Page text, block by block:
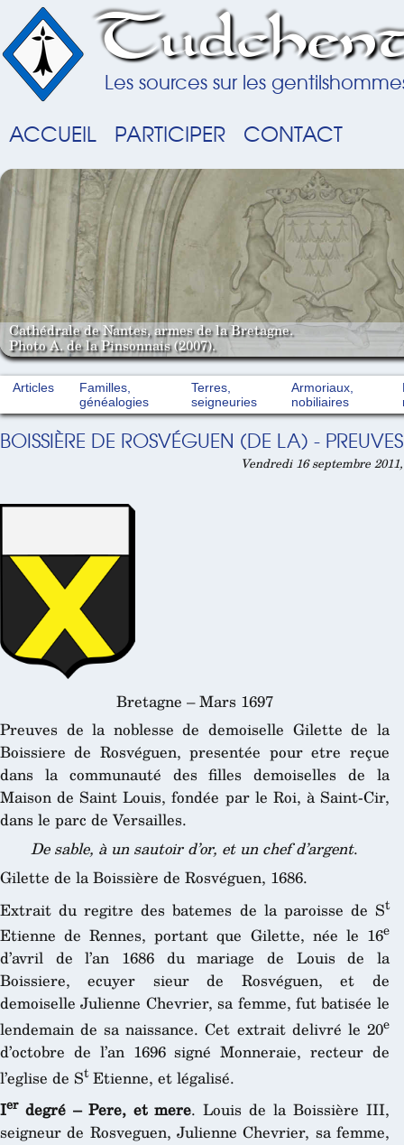
Les sources sur les
ACCUEIL PARTICIPER CONTACT
Cathédrale de Nantes, armes de la Bretagne.
Photo A. de la Pinsonnais (2007).
Articles
Familles,
généalogies
Terres,
seigneuries
Armoriaux,
nobiliaires
BOISSIÈRE DE ROSVÉGUEN (DE LA) -
Vendredi 16 septembre
Bretagne – Mars 1697
Preuves de la noblesse de demoiselle Gilette de la
Boissiere de Rosvéguen, presentée pour etre reçue
dans la communauté des filles demoiselles de la
Maison de Saint Louis, fondée par le Roi, à Saint-Cir,
dans le parc de Versailles.
De sable, à un sautoir d’or, et un chef d’argent.
Gilette de la Boissière de Rosvéguen, 1686.
Extrait du regitre des batemes de la paroisse de St
Etienne de Rennes, portant que Gilette, née le 16e
d’avril de l’an 1686 du mariage de Louis de la
Boissiere, ecuyer sieur de Rosvéguen, et de
demoiselle Julienne Chevrier, sa femme, fut batisée le
lendemain de sa naissance. Cet extrait delivré le 20e
d’octobre de l’an 1696 signé Monneraie, recteur de
l’eglise de StEtienne, et légalisé.
Ierdegré – Pere, et mere. Louis de la Boissière III,
seigneur de Rosveguen, Julienne Chevrier, sa femme,